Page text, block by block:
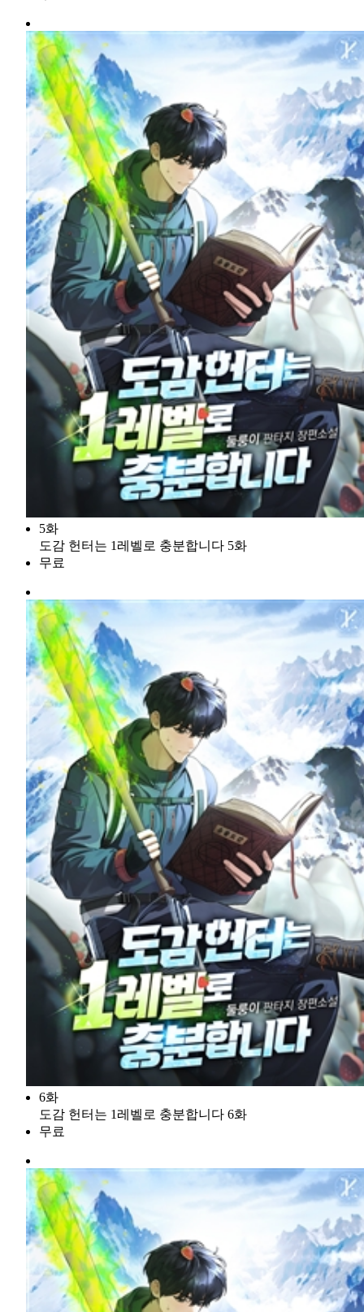
5화
도감 헌터는 1레벨로 충분합니다 5화
무료
6화
도감 헌터는 1레벨로 충분합니다 6화
무료